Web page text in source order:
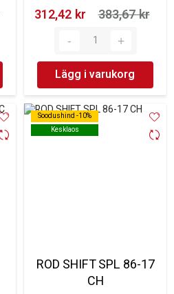
312,42 kr‎
383,67 kr‎
Lägg i varukorg
Soodushind -10%
Kesklaos
Soodushind -10%
Kesklaos
ROD SHIFT SPL 86-17
CH